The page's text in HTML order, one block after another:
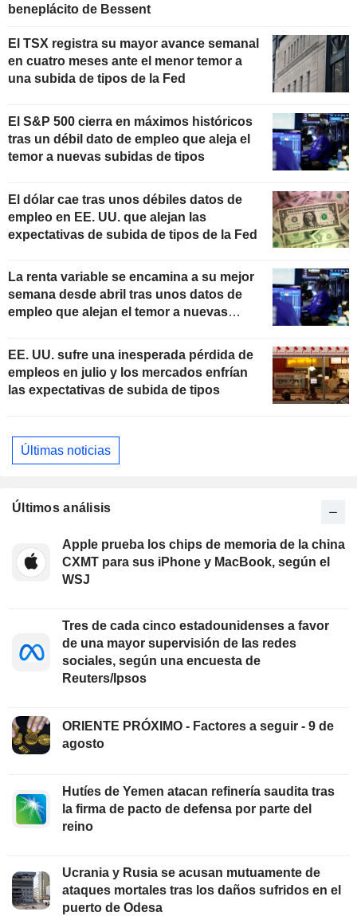
beneplácito de Bessent
El TSX registra su mayor avance semanal
en cuatro meses ante el menor temor a
una subida de tipos de la Fed
El S&P 500 cierra en máximos históricos
tras un débil dato de empleo que aleja el
temor a nuevas subidas de tipos
El dólar cae tras unos débiles datos de
empleo en EE. UU. que alejan las
expectativas de subida de tipos de la Fed
La renta variable se encamina a su mejor
semana desde abril tras unos datos de
empleo que alejan el temor a nuevas
EE. UU. sufre una inesperada pérdida de
empleos en julio y los mercados enfrían
las expectativas de subida de tipos
Últimas noticias
Últimos análisis
Apple prueba los chips de memoria de la china
CXMT para sus iPhone y MacBook, según el
WSJ
Tres de cada cinco estadounidenses a favor
de una mayor supervisión de las redes
sociales, según una encuesta de
Reuters/Ipsos
ORIENTE PRÓXIMO - Factores a seguir - 9 de
agosto
Hutíes de Yemen atacan refinería saudita tras
la firma de pacto de defensa por parte del
reino
Ucrania y Rusia se acusan mutuamente de
ataques mortales tras los daños sufridos en el
puerto de Odesa